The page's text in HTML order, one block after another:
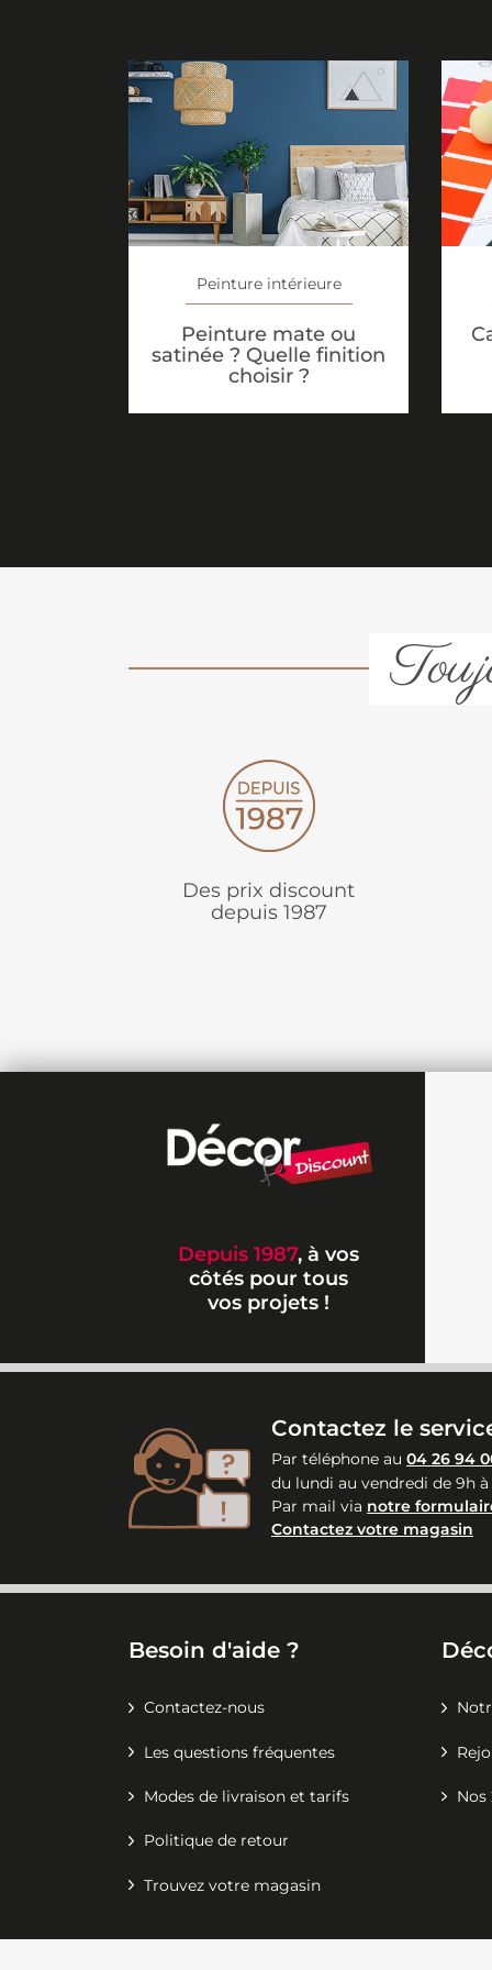
Peinture intérieure
Peinture mate ou
satinée ? Quelle finition
choisir ?
Des prix discount
depuis 1987
Depuis 1987, à vos
côtés pour tous
vos projets !
Contactez le
Par téléphone au 04 26 94
du lundi au vendredi de 9h à
Par mail via notre
Contactez votre magasin
Besoin d'aide ?
Contactez-nous
Les questions fréquentes
Modes de livraison et tarifs
Politique de retour
Trouvez votre magasin
Nos